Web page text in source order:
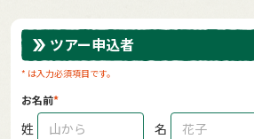
ツアー申込者
* は入力必須項目です。
お名前
姓 名